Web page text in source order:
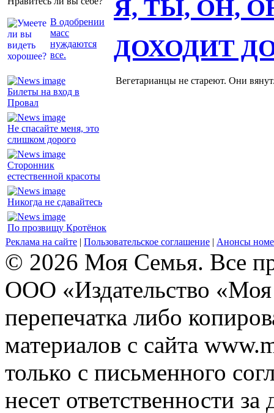
В одобрении
масс
нуждаются
все.
Я, ТЫ, ОН,
Билеты на вход в
Провал
Не спасайте меня, это
слишком дорого
Сторонник
естественной красоты
Никогда не сдавайтесь
По прозвищу Кротёнок
ДОХОДИТ
Вегетарианцы не стареют. Они
Реклама на сайте | Пользовательское соглашение | Анонсы
© 2026 Моя Семья. Все
ООО «Издательство
перепечатка либо
материалов с сайта
только с письменного
несет ответственности